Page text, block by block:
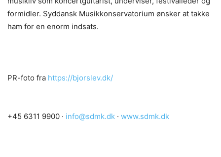
formidler. Syddansk Musikkonservatorium ønsker at takke
ham for en enorm indsats.
PR-foto fra https://bjorslev.dk/
+45 6311 9900 · info@sdmk.dk · www.sdmk.dk